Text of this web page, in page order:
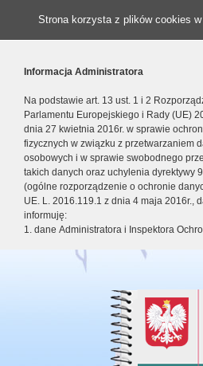
Strona korzysta z plików cookies
Informacja Administratora
Na podstawie art. 13 ust. 1 i 2
Parlamentu Europejskiego i Rady (UE)
dnia 27 kwietnia 2016r. w sprawie
fizycznych w związku z przetwarzaniem
osobowych i w sprawie swobodnego
takich danych oraz uchylenia dyrektywy
(ogólne rozporządzenie o ochronie
UE. L. 2016.119.1 z dnia 4 maja 2016r.,
informuję:
1. dane Administratora i Inspektora